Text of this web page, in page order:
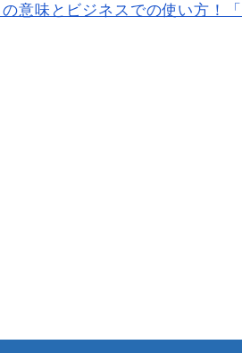
意味とビジネスでの使い方！